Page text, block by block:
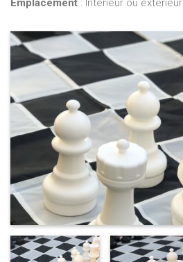
Emplacement : Intérieur ou extérieur